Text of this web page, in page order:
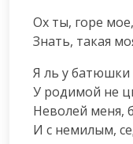
Ох ты, горе
Знать, такая
Я ль у батюшки
У родимой не
Неволей меня,
И с немилым,